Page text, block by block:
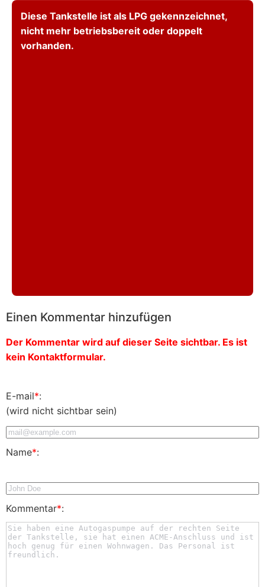
Diese Tankstelle ist als LPG gekennzeichnet,
nicht mehr betriebsbereit oder doppelt
vorhanden.
Einen Kommentar hinzufügen
Der Kommentar wird auf dieser Seite sichtbar. Es ist
kein Kontaktformular.
E-mail*:
(wird nicht sichtbar sein)
Name*:
Kommentar*: